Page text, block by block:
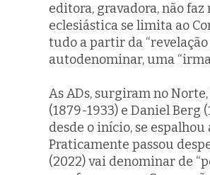
editora, gravadora, não
eclesiástica se limita ao
tudo a partir da “revelação
autodenominar, uma
As ADs, surgiram no
(1879-1933) e Daniel Berg
desde o início, se
Praticamente passou
(2022) vai denominar de